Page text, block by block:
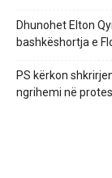
Dhunohet Elton
bashkëshortja e
PS kërkon
ngrihemi në